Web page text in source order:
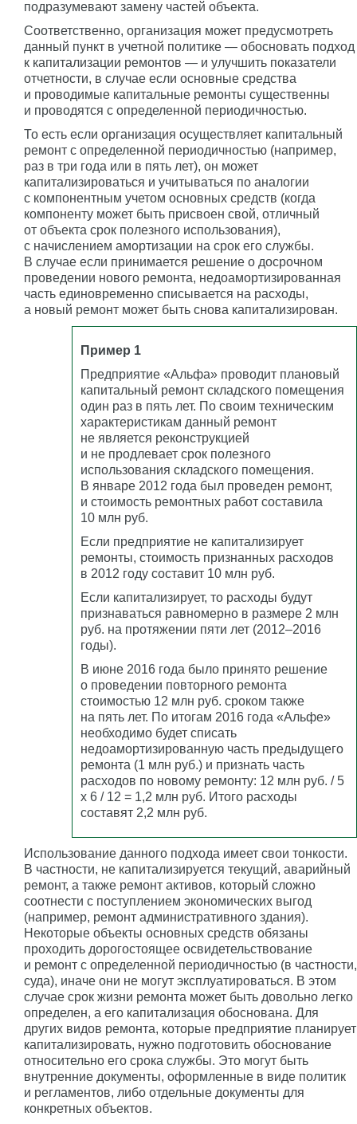
подразумевают замену частей объекта.
Соответственно, организация может предусмотреть
данный пункт в учетной политике — обосновать подход
к капитализации ремонтов — и улучшить показатели
отчетности, в случае если основные средства
и проводимые капитальные ремонты существенны
и проводятся с определенной периодичностью.
То есть если организация осуществляет капитальный
ремонт с определенной периодичностью (например,
раз в три года или в пять лет), он может
капитализироваться и учитываться по аналогии
с компонентным учетом основных средств (когда
компоненту может быть присвоен свой, отличный
от объекта срок полезного использования),
с начислением амортизации на срок его службы.
В случае если принимается решение о досрочном
проведении нового ремонта, недоамортизированная
часть единовременно списывается на расходы,
а новый ремонт может быть снова капитализирован.
Пример 1
Предприятие «Альфа» проводит плановый
капитальный ремонт складского помещения
один раз в пять лет. По своим техническим
характеристикам данный ремонт
не является реконструкцией
и не продлевает срок полезного
использования складского помещения.
В январе 2012 года был проведен ремонт,
и стоимость ремонтных работ составила
10 млн руб.
Если предприятие не капитализирует
ремонты, стоимость признанных расходов
в 2012 году составит 10 млн руб.
Если капитализирует, то расходы будут
признаваться равномерно в размере 2 млн
руб. на протяжении пяти лет (2012–2016
годы).
В июне 2016 года было принято решение
о проведении повторного ремонта
стоимостью 12 млн руб. сроком также
на пять лет. По итогам 2016 года «Альфе»
необходимо будет списать
недоамортизированную часть предыдущего
ремонта (1 млн руб.) и признать часть
расходов по новому ремонту: 12 млн руб. / 5
x 6 / 12 = 1,2 млн руб. Итого расходы
составят 2,2 млн руб.
Использование данного подхода имеет свои тонкости.
В частности, не капитализируется текущий, аварийный
ремонт, а также ремонт активов, который сложно
соотнести с поступлением экономических выгод
(например, ремонт административного здания).
Некоторые объекты основных средств обязаны
проходить дорогостоящее освидетельствование
и ремонт с определенной периодичностью (в частности,
суда), иначе они не могут эксплуатироваться. В этом
случае срок жизни ремонта может быть довольно легко
определен, а его капитализация обоснована. Для
других видов ремонта, которые предприятие планирует
капитализировать, нужно подготовить обоснование
относительно его срока службы. Это могут быть
внутренние документы, оформленные в виде политик
и регламентов, либо отдельные документы для
конкретных объектов.